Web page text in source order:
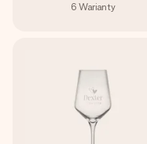
6 Warianty